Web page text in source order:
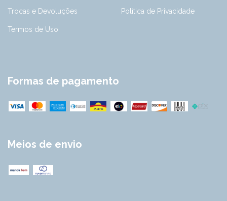
Trocas e Devoluções Política de Privacidade
Termos de Uso
Formas de pagamento
Meios de envio